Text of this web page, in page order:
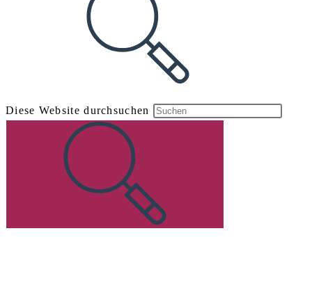
Diese Website durchsuchen